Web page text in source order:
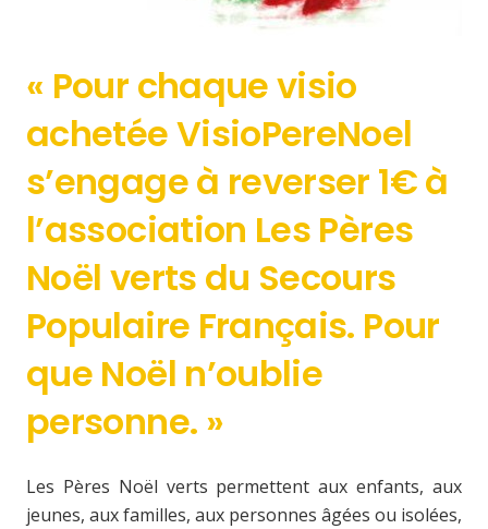
« Pour chaque visio
achetée VisioPereNoel
s’engage à reverser 1€ à
l’association Les Pères
Noël verts du Secours
Populaire Français. Pour
que Noël n’oublie
personne. »
Les Pères Noël verts permettent aux enfants, aux
jeunes, aux familles, aux personnes âgées ou isolées,